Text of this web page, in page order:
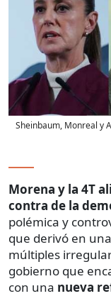
Sheinbaum, Monreal y
Morena y la 4T
contra de la
polémica y
que derivó en
múltiples
gobierno que
con una nueva